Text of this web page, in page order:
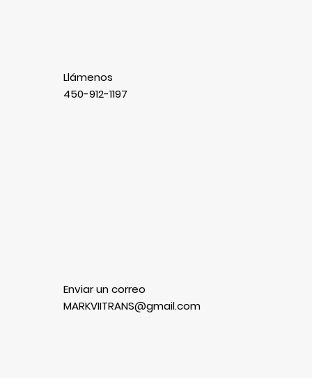
Llámenos
450-912-1197
Enviar un correo
MARKVIITRANS@gmail.com